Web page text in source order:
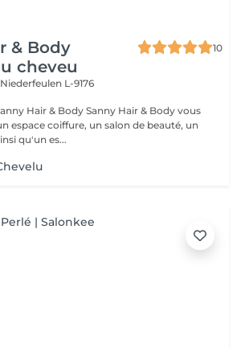
& Body
cheveu
10
Niederfeulen L-9176
Sanny Hair & Body vous
espace coiffure, un salon de beauté, un
qu'un es...